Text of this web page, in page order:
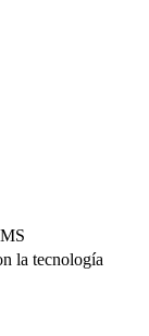
la tecnología